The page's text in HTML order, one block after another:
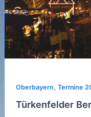
Oberbayern, Termine
Türkenfelder